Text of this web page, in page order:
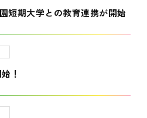
短期大学との教育連携が開始
！